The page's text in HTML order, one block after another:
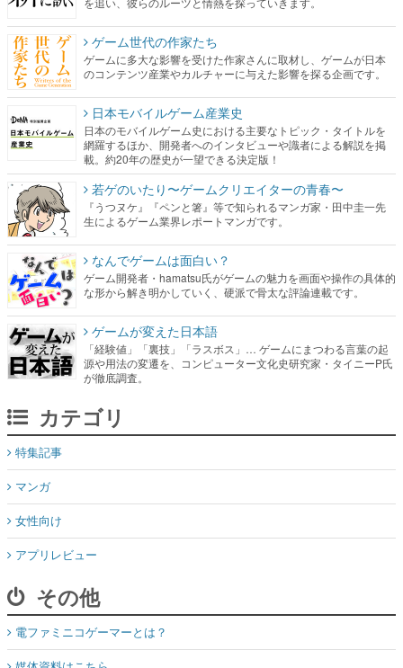
ゲーム世代の作家たち
ゲームに多大な影響を受けた作家さんに取材し、ゲームが日本
のコンテンツ産業やカルチャーに与えた影響を探る企画です。
日本モバイルゲーム産業史
日本のモバイルゲーム史における主要なトピック・タイトルを
網羅するほか、開発者へのインタビューや識者による解説を掲
載。約20年の歴史が一望できる決定版！
若ゲのいたり〜ゲームクリエイターの青春〜
『うつヌケ』『ペンと箸』等で知られるマンガ家・田中圭一先
生によるゲーム業界レポートマンガです。
なんでゲームは面白い？
ゲーム開発者・hamatsu氏がゲームの魅力を画面や操作の具体的
な形から解き明かしていく、硬派で骨太な評論連載です。
ゲームが変えた日本語
「経験値」「裏技」「ラスボス」… ゲームにまつわる言葉の起
源や用法の変遷を、コンピューター文化史研究家・タイニーP氏
が徹底調査。
カテゴリ
特集記事
マンガ
女性向け
アプリレビュー
その他
電ファミニコゲーマーとは？